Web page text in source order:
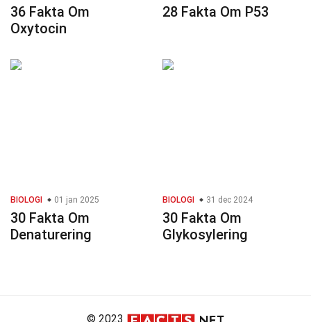
36 Fakta Om
Oxytocin
28 Fakta Om P53
BIOLOGI 01 jan 2025
30 Fakta Om
Denaturering
BIOLOGI 31 dec 2024
30 Fakta Om
Glykosylering
© 2023